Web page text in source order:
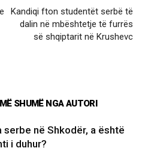
Kandiqi fton studentët serbë të
dalin në mbështetje të furrës
së shqiptarit në Krushevc
MË SHUMË NGA AUTORI
serbe në Shkodër, a është
i duhur?